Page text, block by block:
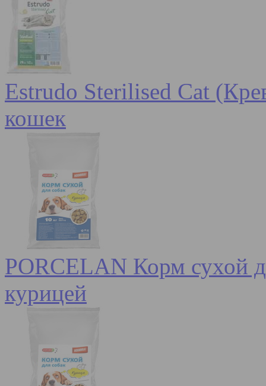
Estrudo Sterilised Cat
кошек
PORCELAN Корм сухой
курицей